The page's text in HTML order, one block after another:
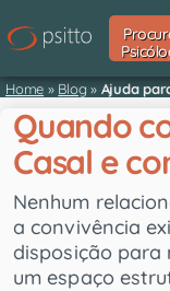
Home » Blog» Ajuda
Quando
Casal e
Nenhum
a convivência
disposição para
um espaço